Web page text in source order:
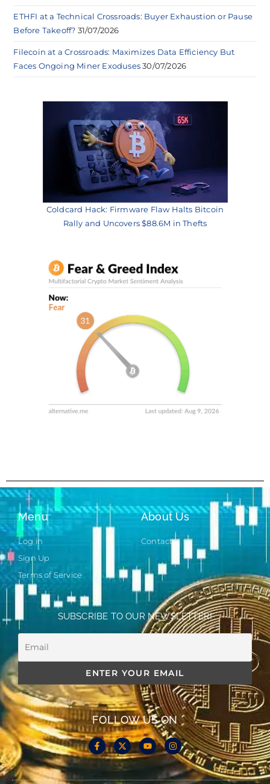
ETHFI at a Technical Crossroads: Buyer Exhaustion or Pause
Before Takeoff? 31/07/2026
Filecoin at a Crossroads: Maximizes Data Efficiency But
Faces Ongoing Miner Exoduses 30/07/2026
Coldcard Hack: Firmware Flaw Halts Bitcoin
Rally and Uncovers $88.6M in Thefts
Menu
Log in
Sign Up
Terms of Service
About Us
Contact
SUBSCRIBE TO OUR NEWSLETTER!
FOLLOW US ON